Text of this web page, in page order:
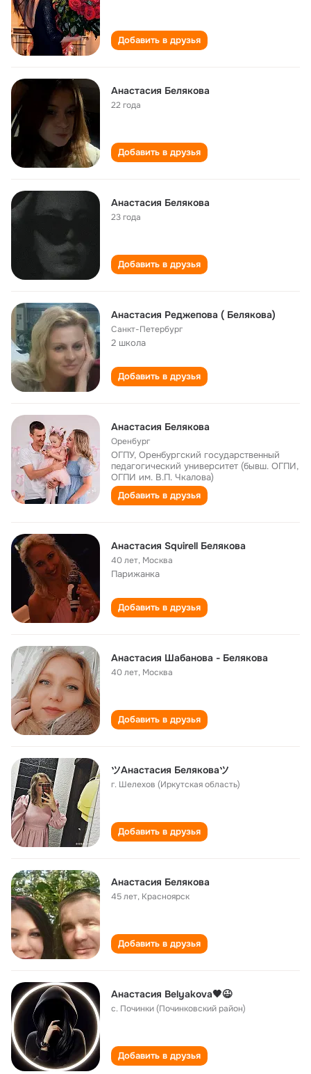
Добавить в друзья
Анастасия Белякова
22 года
Добавить в друзья
Анастасия Белякова
23 года
Добавить в друзья
Анастасия Реджепова ( Белякова)
Санкт-Петербург
2 школа
Добавить в друзья
Анастасия Белякова
Оренбург
ОГПУ, Оренбургский государственный
педагогический университет (бывш. ОГПИ,
ОГПИ им. В.П. Чкалова)
Добавить в друзья
Анастасия Squirell Белякова
40 лет, Москва
Парижанка
Добавить в друзья
Анастасия Шабанова - Белякова
40 лет, Москва
Добавить в друзья
ツАнастасия Беляковаツ
г. Шелехов (Иркутская область)
Добавить в друзья
Анастасия Белякова
45 лет, Красноярск
Добавить в друзья
Анастасия Belyakova🖤😉
с. Починки (Починковский район)
Добавить в друзья